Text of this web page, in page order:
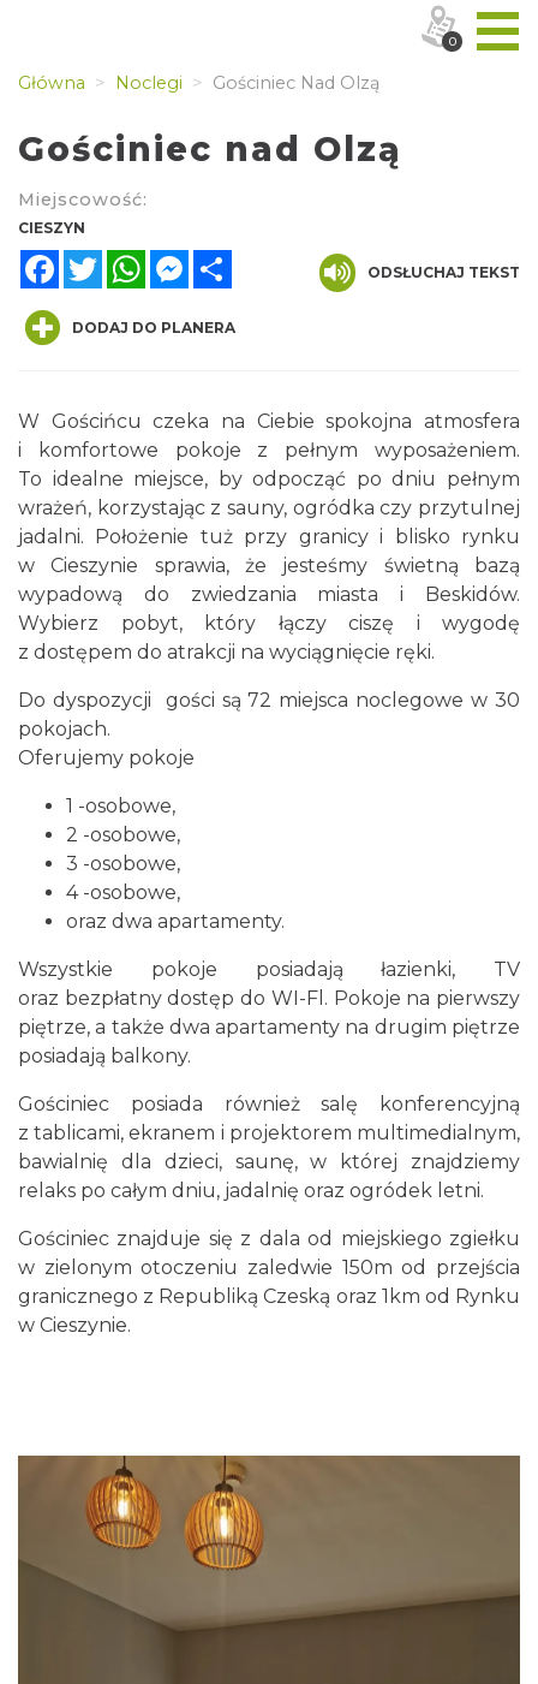
Główna Noclegi Gościniec Nad Olzą
Gościniec nad Olzą
Miejscowość:
CIESZYN
FacebookTwitterWhatsAppMessenger
ODSŁUCHAJ TEKST
DODAJ DO PLANERA
W Gościńcu czeka na Ciebie spokojna atmosfera
i komfortowe pokoje z pełnym wyposażeniem.
To idealne miejsce, by odpocząć po dniu pełnym
wrażeń, korzystając z sauny, ogródka czy przytulnej
jadalni. Położenie tuż przy granicy i blisko rynku
w Cieszynie sprawia, że jesteśmy świetną bazą
wypadową do zwiedzania miasta i Beskidów.
Wybierz pobyt, który łączy ciszę i wygodę
z dostępem do atrakcji na wyciągnięcie ręki.
Do dyspozycji gości są 72 miejsca noclegowe w 30
pokojach.
Oferujemy pokoje
1 -osobowe,
2 -osobowe,
3 -osobowe,
4 -osobowe,
oraz dwa apartamenty.
Wszystkie pokoje posiadają łazienki, TV
oraz bezpłatny dostęp do WI-Fl. Pokoje na pierwszy
piętrze, a także dwa apartamenty na drugim piętrze
posiadają balkony.
Gościniec posiada również salę konferencyjną
z tablicami, ekranem i projektorem multimedialnym,
bawialnię dla dzieci, saunę, w której znajdziemy
relaks po całym dniu, jadalnię oraz ogródek letni.
Gościniec znajduje się z dala od miejskiego zgiełku
w zielonym otoczeniu zaledwie 150m od przejścia
granicznego z Republiką Czeską oraz 1km od Rynku
w Cieszynie.
0